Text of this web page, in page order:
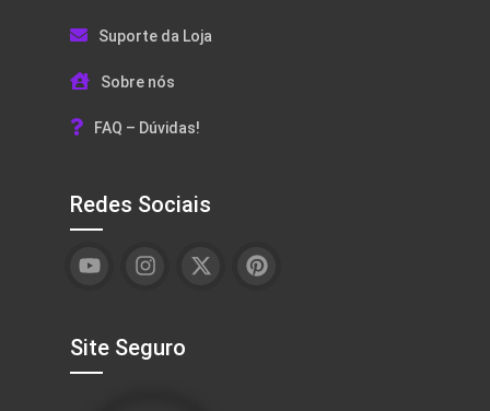
Suporte da Loja
Sobre nós
FAQ – Dúvidas!
Redes Sociais
Site Seguro